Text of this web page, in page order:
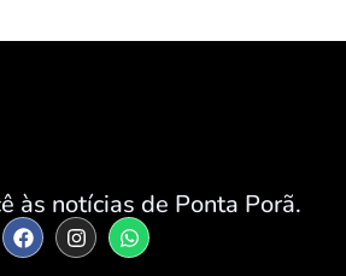
às notícias de Ponta Porã.